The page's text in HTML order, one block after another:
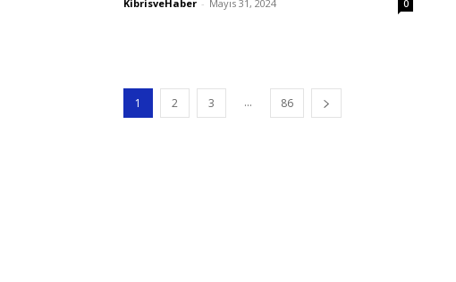
KibrisveHaber - Mayıs 31, 2024 0
1 2 3 ... 86